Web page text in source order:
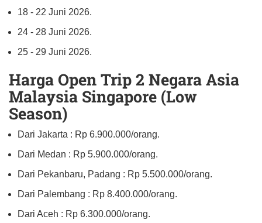
18 - 22 Juni 2026.
24 - 28 Juni 2026.
25 - 29 Juni 2026.
Harga Open Trip 2 Negara Asia
Malaysia Singapore (Low
Season)
Dari Jakarta : Rp 6.900.000/orang.
Dari Medan : Rp 5.900.000/orang.
Dari Pekanbaru, Padang : Rp 5.500.000/orang.
Dari Palembang : Rp 8.400.000/orang.
Dari Aceh : Rp 6.300.000/orang.